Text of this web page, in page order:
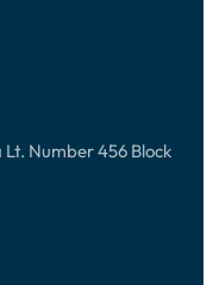
Number 456 Block